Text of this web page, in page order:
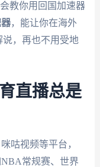
教你用回国加速器
，能让你在海外
，再也不用受地
直播总是
咕视频等平台，
常规赛、世界